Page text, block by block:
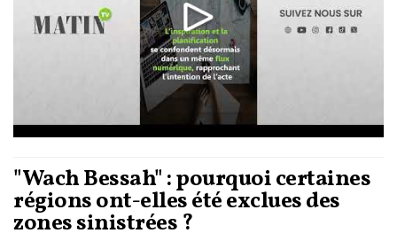
"Wach Bessah" : pourquoi certaines
régions ont-elles été exclues des
zones sinistrées ?